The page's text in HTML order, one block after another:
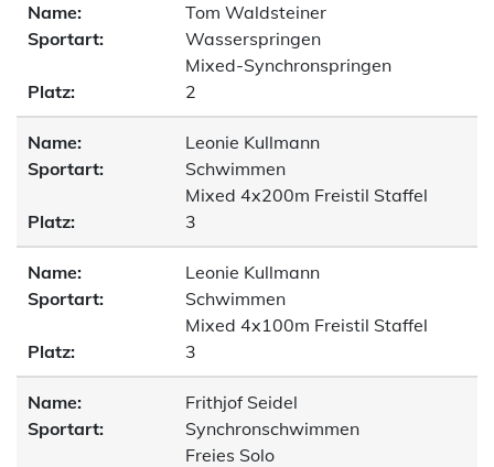
Name:
Tom Waldsteiner
Sportart:
Wasserspringen
Mixed-Synchronspringen
Platz:
2
Name:
Leonie Kullmann
Sportart:
Schwimmen
Mixed 4x200m Freistil Staffel
Platz:
3
Name:
Leonie Kullmann
Sportart:
Schwimmen
Mixed 4x100m Freistil Staffel
Platz:
3
Name:
Frithjof Seidel
Sportart:
Synchronschwimmen
Freies Solo